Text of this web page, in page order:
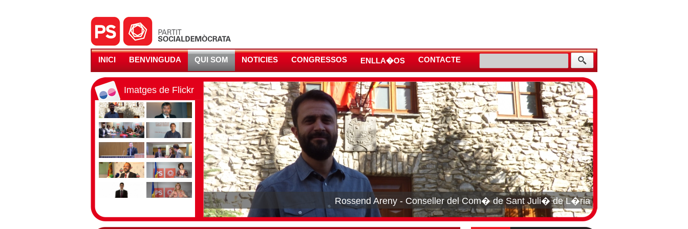
INICI BENVINGUDA QUI SOM NOTICIES CONGRESSOS ENLLA�OS CONTACTE
Imatges de Flickr
Rossend Areny - Conseller del Com� de Sant Juli� de L�ria